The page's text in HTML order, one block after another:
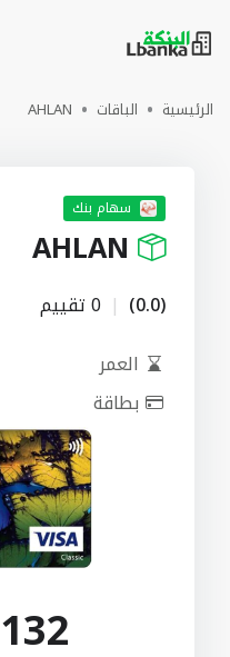
الرئيسية الباقات AHLAN
سهام بنك
AHLAN
(0.0)
| 0 تقييم
العمر
بطاقة
132